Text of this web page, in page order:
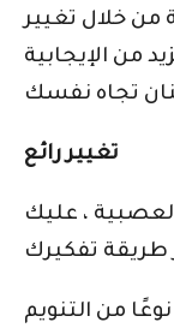
من خلال تغيير
من الإيجابية
تغيير رائع
، عليك
من التنويم